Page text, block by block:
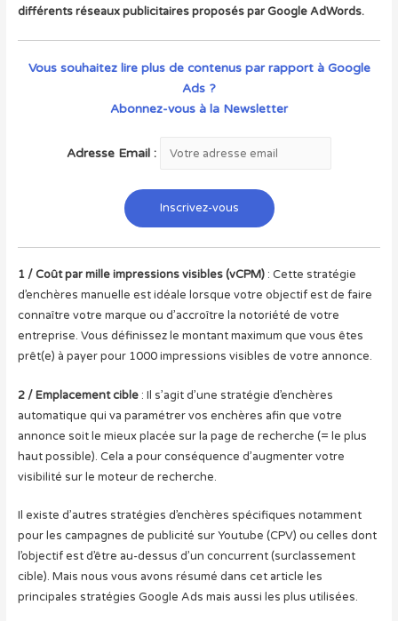
différents réseaux publicitaires proposés par Google AdWords.
Vous souhaitez lire plus de contenus par rapport à Google
Ads ?
Abonnez-vous à la Newsletter
Adresse Email :
1 / Coût par mille impressions visibles (vCPM): Cette stratégie
d’enchères manuelle est idéale lorsque votre objectif est de faire
connaître votre marque ou d’accroître la notoriété de votre
entreprise. Vous définissez le montant maximum que vous êtes
prêt(e) à payer pour 1000 impressions visibles de votre annonce.
2 / Emplacement cible: Il s’agit d’une stratégie d’enchères
automatique qui va paramétrer vos enchères afin que votre
annonce soit le mieux placée sur la page de recherche (= le plus
haut possible). Cela a pour conséquence d’augmenter votre
visibilité sur le moteur de recherche.
Il existe d’autres stratégies d’enchères spécifiques notamment
pour les campagnes de publicité sur Youtube (CPV) ou celles dont
l’objectif est d’être au-dessus d’un concurrent (surclassement
cible). Mais nous vous avons résumé dans cet article les
principales stratégies Google Ads mais aussi les plus utilisées.